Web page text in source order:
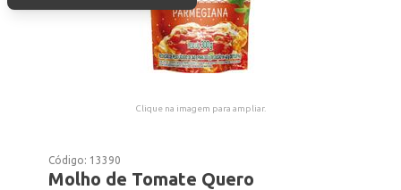
Clique na imagem para ampliar.
Código: 13390
Molho de Tomate Quero